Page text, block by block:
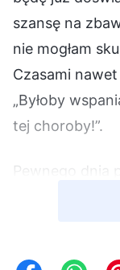
szansę na
nie mogłam
Czasami
„Byłoby
tej choroby!”.
Pewnego dnia